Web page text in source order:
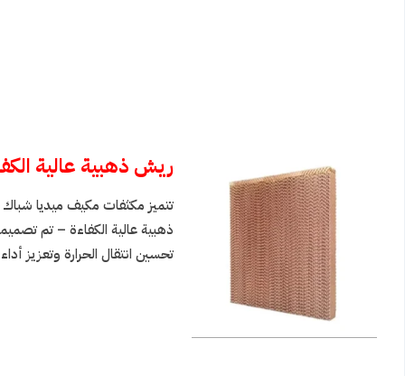
ريش ذهبية عالية
تتميز مكثفات مكيف ميديا شباك
ذهبية عالية الكفاءة – تم
تحسين انتقال الحرارة وتعزيز